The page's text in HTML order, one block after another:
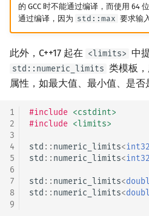
的 GCC 时不能通过编译，而使用 64
通过编译，因为 std::max 要求输
此外，C++17 起在 <limits> 中
std::numeric_limits 类模板
属性，如最大值、最小值、是否
1
2
3
4
5
6
7
8
9
#include <cstdint>
#include <limits>
std :: numeric_limits<
std :: numeric_limits<
std :: numeric_limits<
std :: numeric_limits<